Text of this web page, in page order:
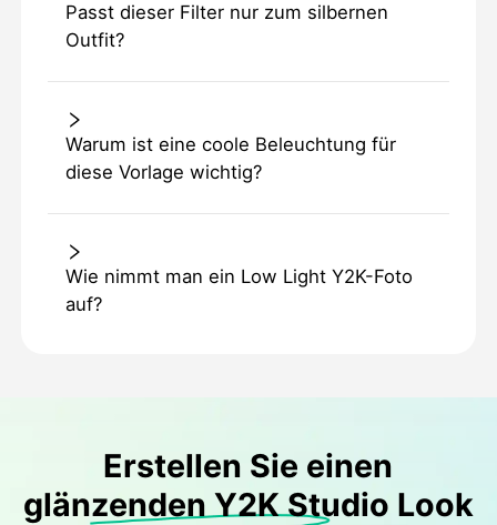
Passt dieser Filter nur zum silbernen
Outfit?
Warum ist eine coole Beleuchtung für
diese Vorlage wichtig?
Wie nimmt man ein Low Light Y2K-Foto
auf?
Erstellen Sie einen
glänzenden Y2K Studio Look